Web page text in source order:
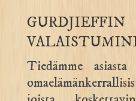
GURDJIEFFIN
Tiedämme